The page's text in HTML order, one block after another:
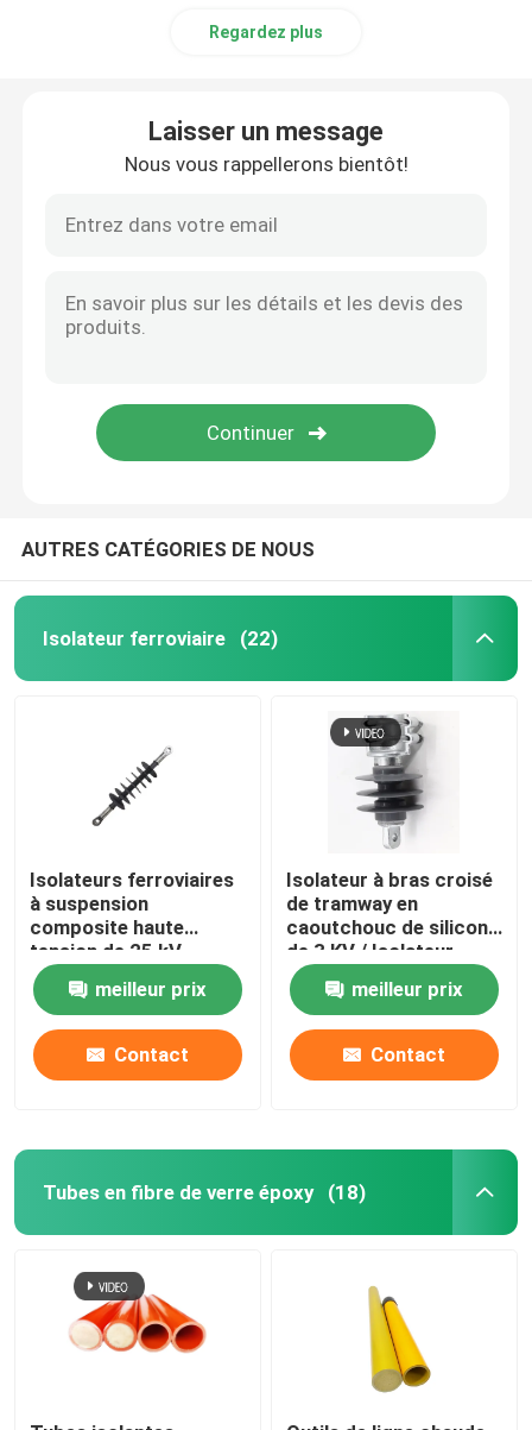
Regardez plus
Laisser un message
Nous vous rappellerons bientôt!
AUTRES CATÉGORIES DE NOUS
Isolateur ferroviaire (22)
Isolateurs ferroviaires
à suspension
composite haute
tension de 25 kV
meilleur prix
Contact
Isolateur à bras croisé
de tramway en
caoutchouc de silicone
de 3 KV / Isolateur
ferroviaire
meilleur prix
Contact
Tubes en fibre de verre époxy (18)